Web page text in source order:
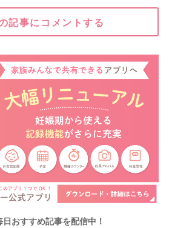
記事にコメントする
日おすすめ記事を配信中！